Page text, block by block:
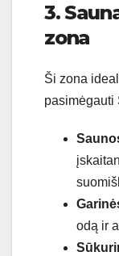
3.
zona
Ši zona
pasimėgauti
odą ir